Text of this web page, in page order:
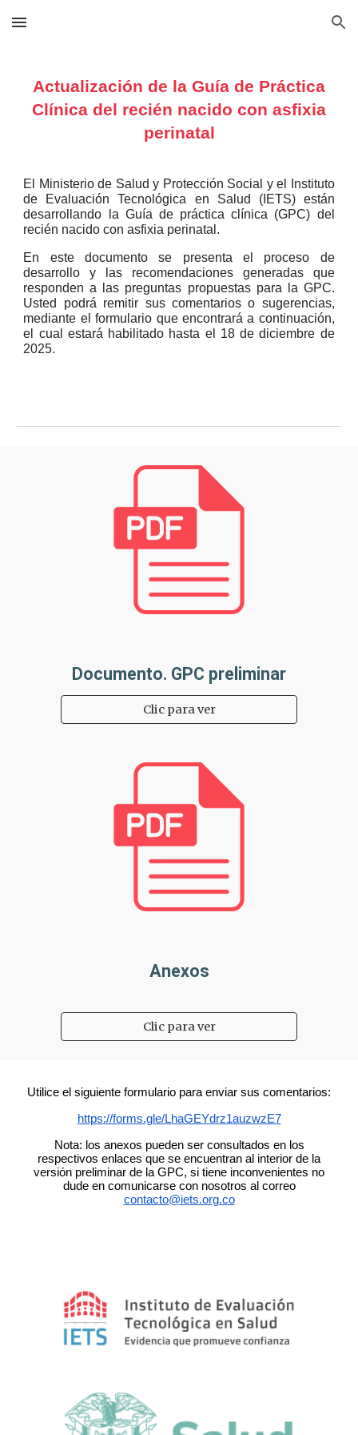
Skip to main content Skip to navigation
Actualización de la Guía de Práctica
Clínica del recién nacido con asfixia
perinatal
El Ministerio de Salud y Protección Social y el Instituto
de Evaluación Tecnológica en Salud (IETS) están
desarrollando la Guía de práctica clínica (GPC) del
recién nacido con asfixia perinatal.
En este documento se presenta el proceso de
desarrollo y las recomendaciones generadas que
responden a las preguntas propuestas para la GPC.
Usted podrá remitir sus comentarios o sugerencias,
mediante el formulario que encontrará a continuación,
el cual estará habilitado hasta el 18 de diciembre de
2025.
Documento. GPC preliminar
Clic para ver
Anexos
Clic para ver
Utilice el siguiente formulario para enviar sus comentarios:
https://forms.gle/LhaGEYdrz1auzwzE7
Nota: los anexos pueden ser consultados en los
respectivos enlaces que se encuentran al interior de la
versión preliminar de la GPC, si tiene inconvenientes no
dude en comunicarse con nosotros al correo
contacto@iets.org.co